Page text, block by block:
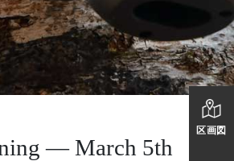
— March 5th
区画図